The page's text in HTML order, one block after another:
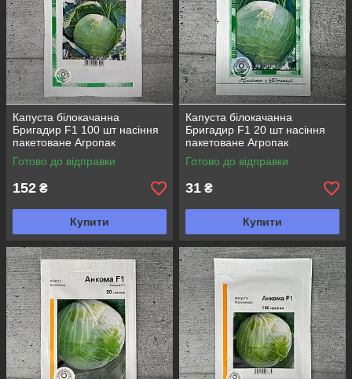
Капуста білокачанна
Бригадир F1 100 шт насіння
пакетоване Агропак
Готово до відправки
152 ₴
Купити
Капуста білокачанна
Бригадир F1 20 шт насіння
пакетоване Агропак
Готово до відправки
31 ₴
Купити